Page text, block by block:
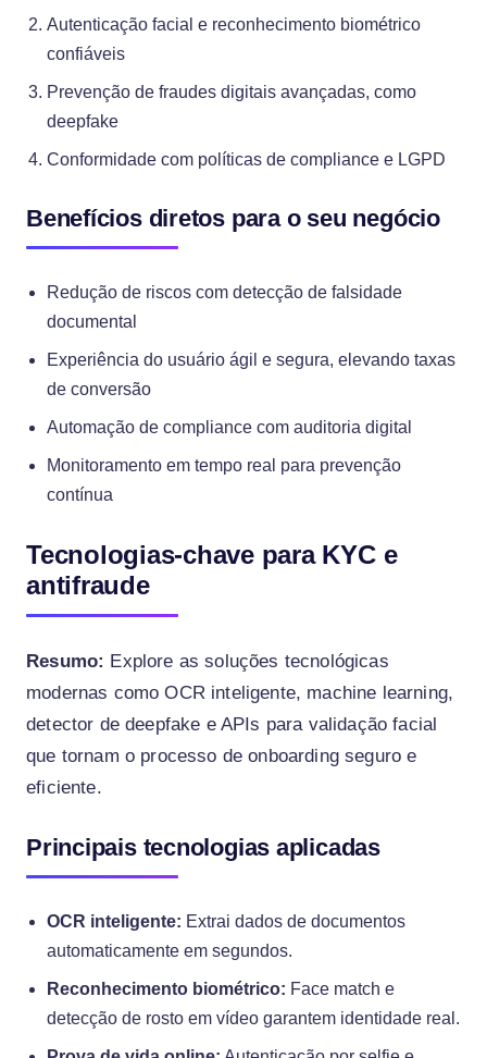
Autenticação facial e reconhecimento biométrico
confiáveis
Prevenção de fraudes digitais avançadas, como
deepfake
Conformidade com políticas de compliance e LGPD
Benefícios diretos para o seu negócio
Redução de riscos com detecção de falsidade
documental
Experiência do usuário ágil e segura, elevando taxas
de conversão
Automação de compliance com auditoria digital
Monitoramento em tempo real para prevenção
contínua
Tecnologias-chave para KYC e
antifraude
Resumo: Explore as soluções tecnológicas
modernas como OCR inteligente, machine learning,
detector de deepfake e APIs para validação facial
que tornam o processo de onboarding seguro e
eficiente.
Principais tecnologias aplicadas
OCR inteligente: Extrai dados de documentos
automaticamente em segundos.
Reconhecimento biométrico: Face match e
detecção de rosto em vídeo garantem identidade real.